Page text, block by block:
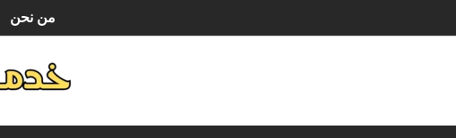
إلى
من نحن